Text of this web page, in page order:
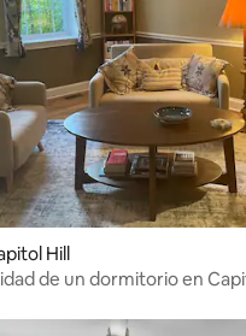
Hill
de un dormitorio en